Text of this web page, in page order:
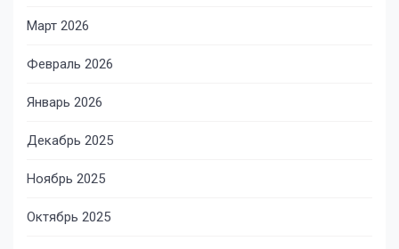
Март 2026
Февраль 2026
Январь 2026
Декабрь 2025
Ноябрь 2025
Октябрь 2025